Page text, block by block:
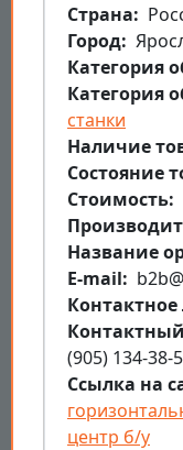
Страна
Город
Категория
Категория
станки
Наличие
Состояние
Стоимость
Название
E-mail
(905) 134-38-
Ссылка на
центр б/у